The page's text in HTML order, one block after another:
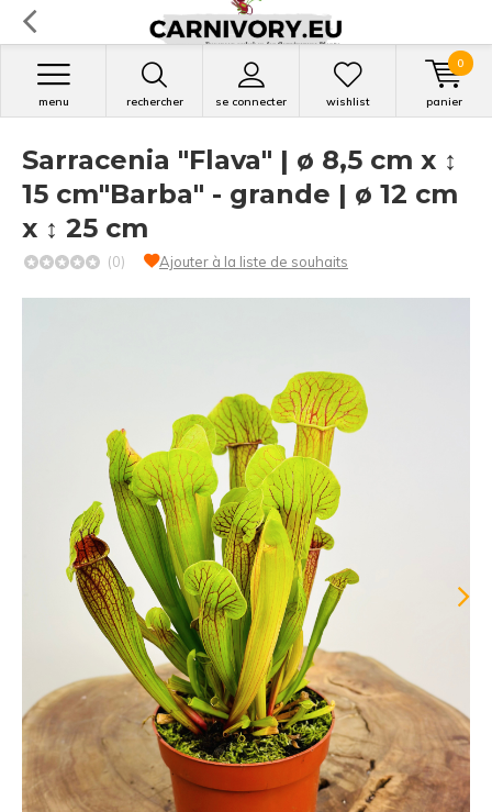
rechercher se connecter
menu wishlist panier
0
Sarracenia "Flava" | ø 8,5 cm x ↕
15 cm"Barba" - grande | ø 12 cm
x ↕ 25 cm
(0) Ajouter à la liste de souhaits